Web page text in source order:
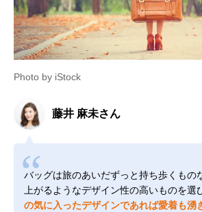
Photo by iStock
藤井 麻未さん
バッグは旅のあいだずっと持ち歩くもの
上がるようなデザイン性の高いものを選
の気に入ったデザインであれば愛着も湧